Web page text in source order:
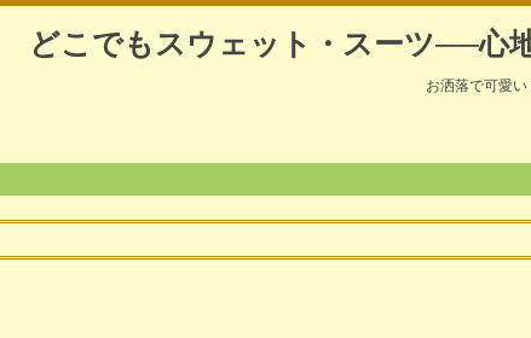
どこでもスウェット・スーツ──心
お洒落で可愛い